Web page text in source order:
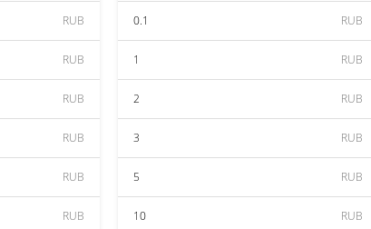
RUB
RUB
RUB
RUB
RUB
RUB
0.1 RUB
1 RUB
2 RUB
3 RUB
5 RUB
10 RUB